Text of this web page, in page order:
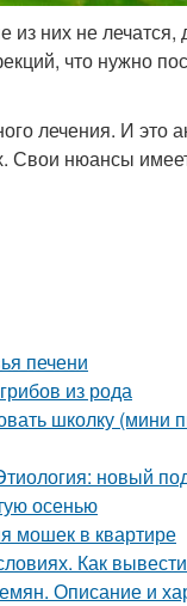
них не
что нужно
лечения. И это
Свои нюансы
печени
из рода
школку
новый
осенью
мошек в квартире
Как
Описание и